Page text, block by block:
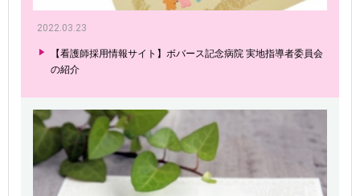
2022.03.23
【看護師採用情報サイト】ボバース記念病院 実地指導者委員会
の紹介